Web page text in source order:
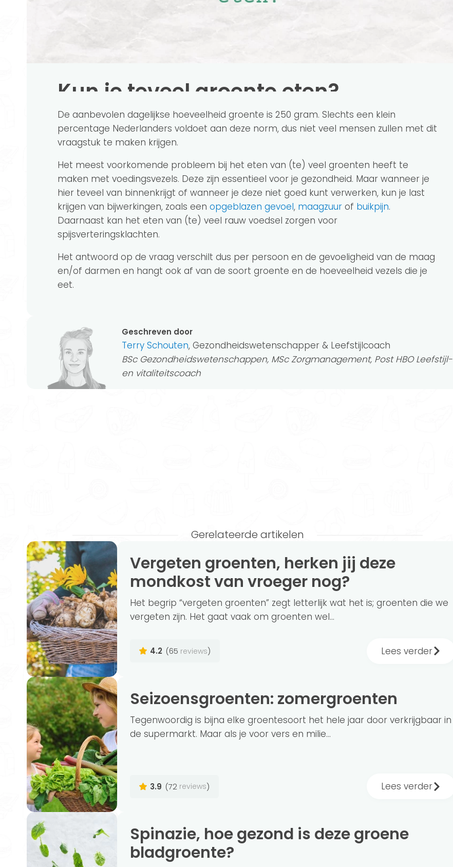
Kun je teveel groente eten?
De aanbevolen dagelijkse hoeveelheid groente is 250 gram. Slechts een klein
percentage Nederlanders voldoet aan deze norm, dus niet veel mensen zullen met dit
vraagstuk te maken krijgen.
Het meest voorkomende probleem bij het eten van (te) veel groenten heeft te
maken met voedingsvezels. Deze zijn essentieel voor je gezondheid. Maar wanneer je
hier teveel van binnenkrijgt of wanneer je deze niet goed kunt verwerken, kun je last
krijgen van bijwerkingen, zoals een opgeblazen gevoel, maagzuur of buikpijn.
Daarnaast kan het eten van (te) veel rauw voedsel zorgen voor
spijsverteringsklachten.
Het antwoord op de vraag verschilt dus per persoon en de gevoeligheid van de maag
en/of darmen en hangt ook af van de soort groente en de hoeveelheid vezels die je
eet.
Geschreven door
Terry Schouten, Gezondheidswetenschapper & Leefstijlcoach
BSc Gezondheidswetenschappen, MSc Zorgmanagement, Post HBO Leefstijl-
en vitaliteitscoach
Gerelateerde artikelen
Vergeten groenten, herken jij deze
mondkost van vroeger nog?
Het begrip “vergeten groenten” zegt letterlijk wat het is; groenten die we
vergeten zijn. Het gaat vaak om groenten wel...
4.2 (65 reviews) Lees verder
Seizoensgroenten: zomergroenten
Tegenwoordig is bijna elke groentesoort het hele jaar door verkrijgbaar in
de supermarkt. Maar als je voor vers en milie...
3.9 (72 reviews) Lees verder
Spinazie, hoe gezond is deze groene
bladgroente?